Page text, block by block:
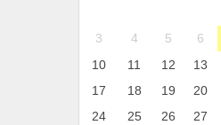
3
4 5 6
10
11 12 13
17
18 19 20
24
25 26 27